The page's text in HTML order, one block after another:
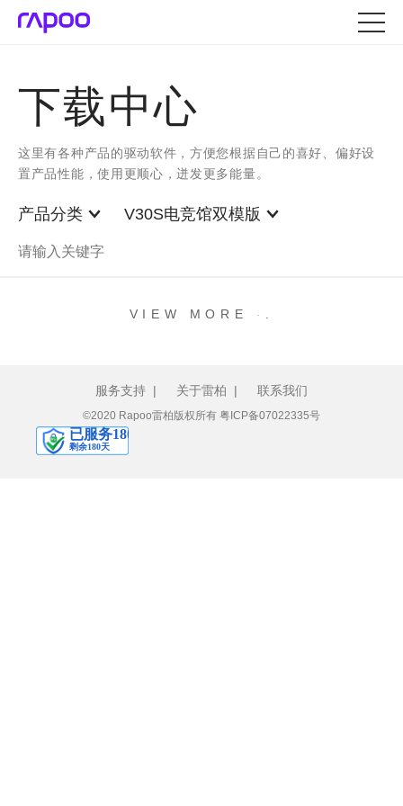
下载中心
这里有各种产品的驱动软件，方便您根据自己的喜好、偏好设
置产品性能，使用更顺心，迸发更多能量。
产品分类 V30S电竞馆双模版
VIEW MORE .
服务支持 | 关于雷柏 | 联系我们
©2020 Rapoo雷柏版权所有 粤ICP备07022335号